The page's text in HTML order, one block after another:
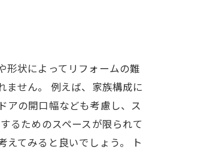
形状によってリフォームの難
ません。 例えば、家族構成に
アの開口幅なども考慮し、ス
るためのスペースが限られて
てみると良いでしょう。 ト